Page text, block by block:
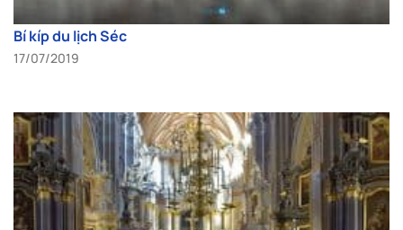
Bí kíp du lịch Séc
17/07/2019